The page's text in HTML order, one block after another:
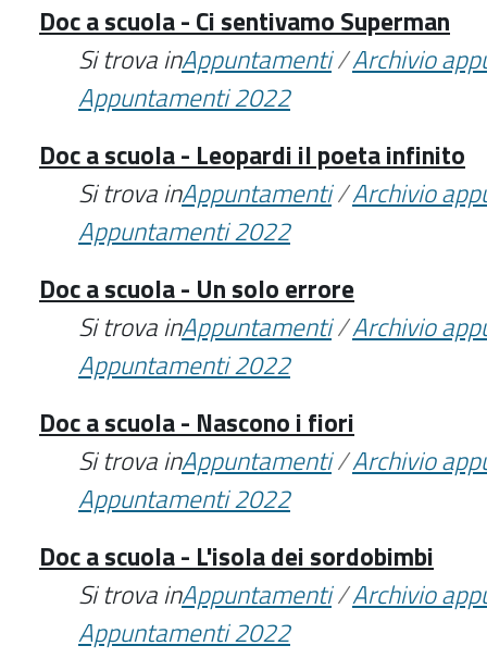
Doc a scuola - Ci sentivamo Superman
Si trova inAppuntamenti/Archivio
Appuntamenti 2022
Doc a scuola - Leopardi il poeta infinito
Si trova inAppuntamenti/Archivio
Appuntamenti 2022
Doc a scuola - Un solo errore
Si trova inAppuntamenti/Archivio
Appuntamenti 2022
Doc a scuola - Nascono i fiori
Si trova inAppuntamenti/Archivio
Appuntamenti 2022
Doc a scuola - L'isola dei sordobimbi
Si trova inAppuntamenti/Archivio
Appuntamenti 2022